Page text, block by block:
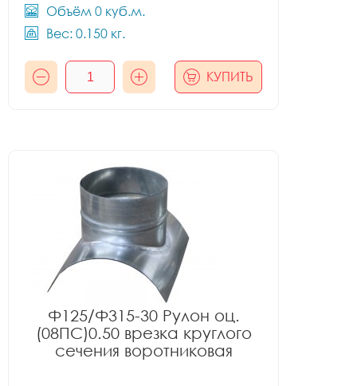
Объём 0 куб.м.
Вес: 0.150 кг.
КУПИТЬ
Ф125/Ф315-30 Рулон оц.
(08ПС)0.50 врезка круглого
сечения воротниковая